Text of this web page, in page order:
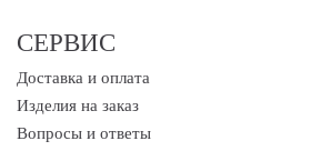
СЕРВИС
Доставка и оплата
Изделия на заказ
Вопросы и ответы